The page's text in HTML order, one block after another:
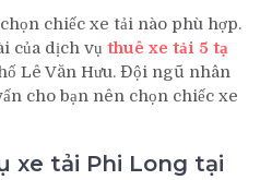
chiếc xe tải nào phù hợp.
của dịch vụ thuê xe tải 5 tạ
Lê Văn Hưu. Đội ngũ nhân
cho bạn nên chọn chiếc xe
xe tải Phi Long tại